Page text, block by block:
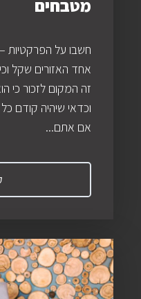
מטבחים
חשבו על
אחד האזורים שקל
זה המקום לזכור כי
וכדאי שיהיה קודם
אם אתם...